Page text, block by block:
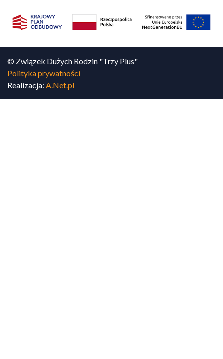
© Związek Dużych Rodzin "Trzy Plus"
Polityka prywatności
Realizacja: A.Net.pl